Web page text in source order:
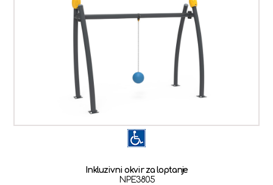
Inkluzivni okvir za loptanje
NPE3805